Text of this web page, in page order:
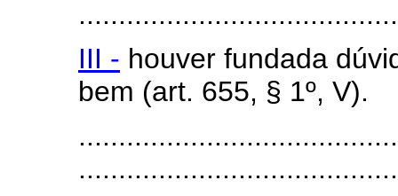
III - houver fundada
bem (art. 655, § 1º, V).